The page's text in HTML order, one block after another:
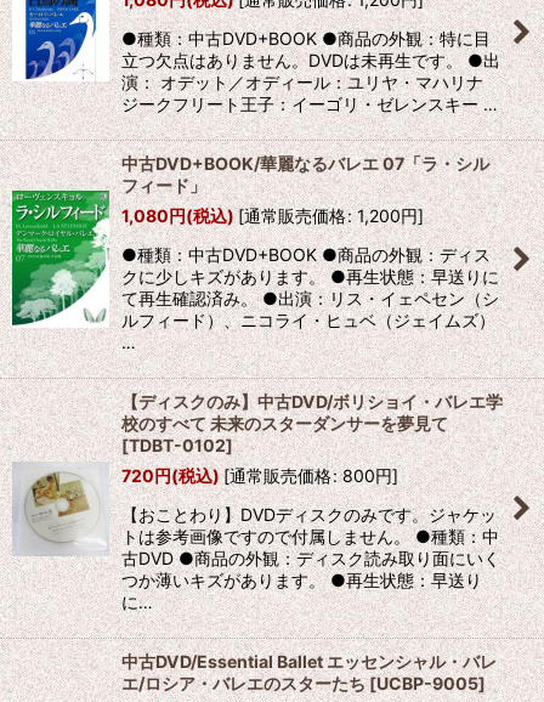
●種類：中古DVD+BOOK ●商品の外観：特に目
立つ欠点はありません。DVDは未再生です。 ●出
演： オデット／オディール：ユリヤ・マハリナ
ジークフリート王子：イーゴリ・ゼレンスキー …
中古DVD+BOOK/華麗なるバレエ 07「ラ・シル
フィード」
1,080円(税込)[通常販売価格: 1,200円]
●種類：中古DVD+BOOK ●商品の外観：ディス
クに少しキズがあります。 ●再生状態：早送りに
て再生確認済み。 ●出演：リス・イェペセン（シ
ルフィード）、ニコライ・ヒュベ（ジェイムズ）
…
【ディスクのみ】中古DVD/ボリショイ・バレエ学
校のすべて 未来のスターダンサーを夢見て
[TDBT-0102]
720円(税込) [通常販売価格: 800円]
【おことわり】DVDディスクのみです。ジャケッ
トは参考画像ですので付属しません。 ●種類：中
古DVD ●商品の外観：ディスク読み取り面にいく
つか薄いキズがあります。 ●再生状態：早送り
に…
中古DVD/Essential Ballet エッセンシャル・バレ
エ/ロシア・バレエのスターたち[UCBP-9005]